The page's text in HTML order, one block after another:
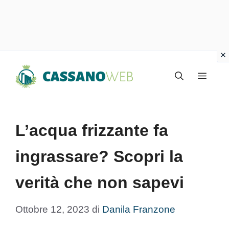
Menu
L’acqua frizzante fa
ingrassare? Scopri la
verità che non sapevi
Ottobre 12, 2023 di Danila Franzone